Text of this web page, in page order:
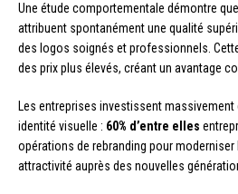
Une étude comportementale démontre
attribuent spontanément une qualité
des logos soignés et professionnels.
des prix plus élevés, créant un avantage
Les entreprises investissent massivement
identité visuelle : 60% d’entre elles
opérations de rebranding pour
attractivité auprès des nouvelles